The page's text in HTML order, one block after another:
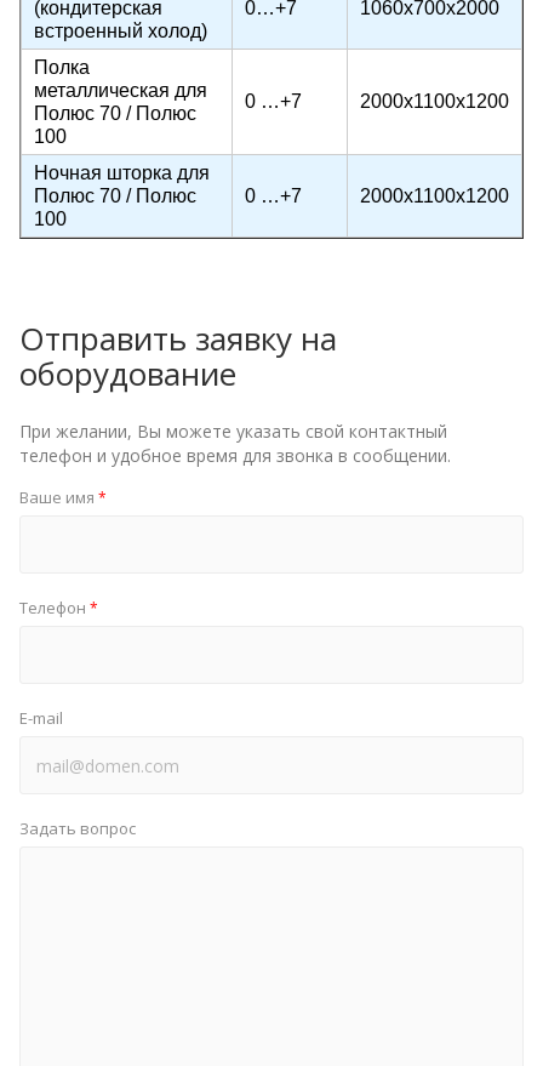
(кондитерская
встроенный холод)
0…+7 1060х700х2000
Полка
металлическая для
Полюс 70 / Полюс
100
0 …+7 2000х1100х1200
Ночная шторка для
Полюс 70 / Полюс
100
0 …+7 2000х1100х1200
Отправить заявку на
оборудование
При желании, Вы можете указать свой контактный
телефон и удобное время для звонка в сообщении.
Ваше имя *
Телефон *
E-mail
Задать вопрос